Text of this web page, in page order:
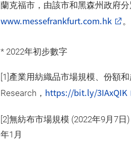
蘭克福市，由該市和黑森州政府
www.messefrankfurt.com.hk 。
* 2022年初步數字
[1]產業用紡織品市場規模、份額
Research， https://bit.ly/3IAxQIK
[2]無紡布市場規模 (2022年9月7日
年1月